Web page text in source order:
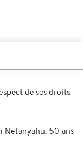
de ses droits
Netanyahu, 50 ans